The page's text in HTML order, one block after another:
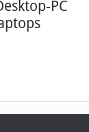
PC